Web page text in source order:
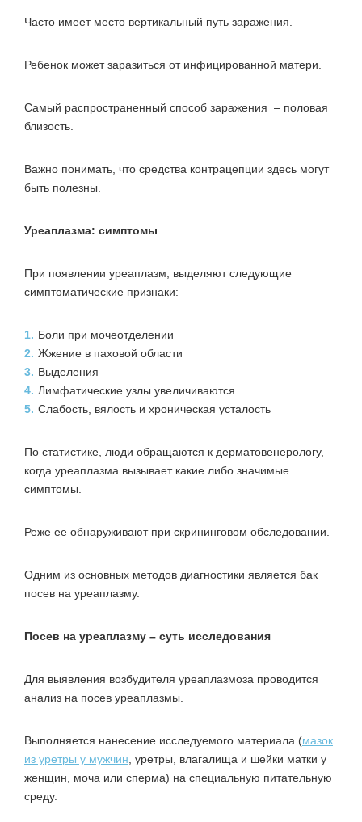
Часто имеет место вертикальный путь заражения.
Ребенок может заразиться от инфицированной матери.
Самый распространенный способ заражения – половая
близость.
Важно понимать, что средства контрацепции здесь могут
быть полезны.
Уреаплазма: симптомы
При появлении уреаплазм, выделяют следующие
симптоматические признаки:
1. Боли при мочеотделении
2. Жжение в паховой области
3. Выделения
4. Лимфатические узлы увеличиваются
5. Слабость, вялость и хроническая усталость
По статистике, люди обращаются к дерматовенерологу,
когда уреаплазма вызывает какие либо значимые
симптомы.
Реже ее обнаруживают при скрининговом обследовании.
Одним из основных методов диагностики является бак
посев на уреаплазму.
Посев на уреаплазму – суть исследования
Для выявления возбудителя уреаплазмоза проводится
анализ на посев уреаплазмы.
Выполняется нанесение исследуемого материала (мазок
из уретры у мужчин , уретры, влагалища и шейки матки у
женщин, моча или сперма) на специальную питательную
среду.